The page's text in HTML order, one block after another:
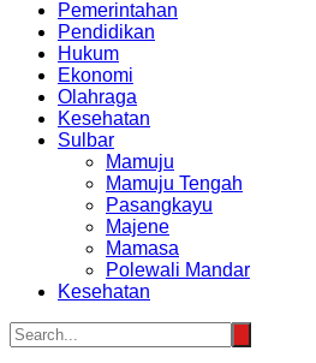
Pemerintahan
Pendidikan
Hukum
Ekonomi
Olahraga
Kesehatan
Sulbar
Mamuju
Mamuju Tengah
Pasangkayu
Majene
Mamasa
Polewali Mandar
Kesehatan